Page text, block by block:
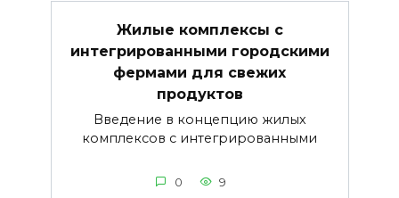
Жилые комплексы с
интегрированными городскими
фермами для свежих
продуктов
Введение в концепцию жилых
комплексов с интегрированными
0 9